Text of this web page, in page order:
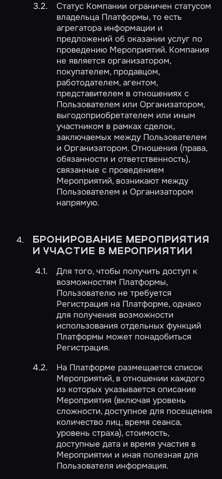
Статус Компании ограничен статусом
владельца Платформы, то есть
агрегатора информации и
предложений об оказании услуг по
проведению Мероприятий. Компания
не является организатором,
покупателем, продавцом,
работодателем, агентом,
представителем в отношениях с
Пользователем или Организатором,
выгодоприобретателем или иным
участником в рамках сделок,
заключаемых между Пользователем
и Организатором. Отношения (права,
обязанности и ответственность),
связанные с проведением
Мероприятий, возникают между
Пользователем и Организатором
напрямую.
БРОНИРОВАНИЕ МЕРОПРИЯТИЯ
И УЧАСТИЕ В МЕРОПРИЯТИИ
Для того, чтобы получить доступ к
возможностям Платформы,
Пользователю не требуется
Регистрация на Платформе, однако
для получения возможности
использования отдельных функций
Платформы может понадобиться
Регистрация.
На Платформе размещается список
Мероприятий, в отношении каждого
из которых указывается описание
Мероприятия (включая уровень
сложности, доступное для посещения
количество лиц, время сеанса,
уровень страха), стоимость,
доступные дата и время участия в
Мероприятии и иная полезная для
Пользователя информация.